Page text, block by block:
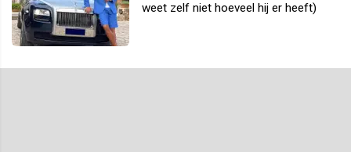
weet zelf niet hoeveel hij er heeft)